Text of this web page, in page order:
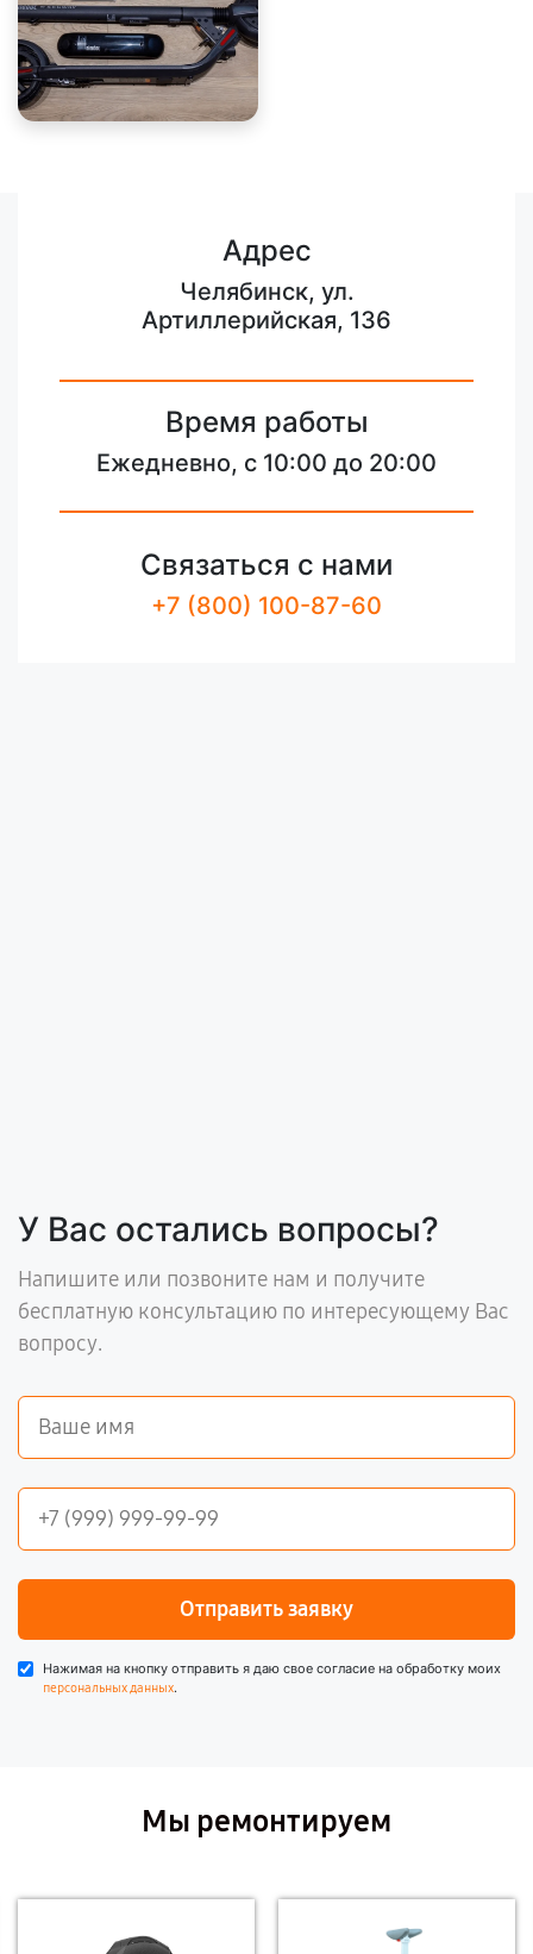
Адрес
Челябинск, ул.
Артиллерийская, 136
Время работы
Ежедневно, с 10:00 до 20:00
Связаться с нами
+7 (800) 100-87-60
У Вас остались вопросы?
Напишите или позвоните нам и получите
бесплатную консультацию по интересующему Вас
вопросу.
Отправить заявку
Нажимая на кнопку отправить я даю свое согласие на обработку моих
персональных данных.
Мы ремонтируем